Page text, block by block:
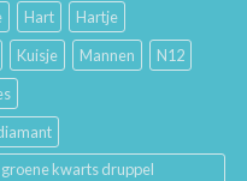
Hart
Hartje
Kuisje Mannen
N12
kwarts druppel